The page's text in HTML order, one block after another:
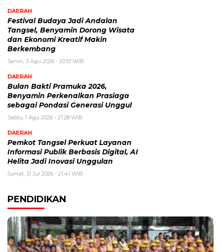
DAERAH
Festival Budaya Jadi Andalan
Tangsel, Benyamin Dorong Wisata
dan Ekonomi Kreatif Makin
Berkembang
Senin, 3 Agu 2026 - 20:51 WIB
DAERAH
Bulan Bakti Pramuka 2026,
Benyamin Perkenalkan Prasiaga
sebagai Pondasi Generasi Unggul
Sabtu, 1 Agu 2026 - 21:28 WIB
DAERAH
Pemkot Tangsel Perkuat Layanan
Informasi Publik Berbasis Digital, AI
Helita Jadi Inovasi Unggulan
Jumat, 31 Jul 2026 - 21:41 WIB
PENDIDIKAN